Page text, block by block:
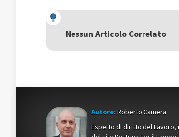
(Si
apre
una
nuova
nuova
finestra)
una
nuova
Nessun Articolo Correlato
Autore:Roberto Camera
Esperto di diritto del Lavoro,